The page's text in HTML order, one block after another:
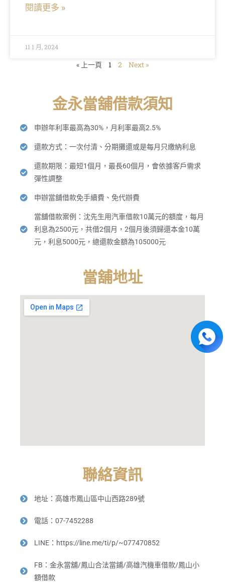
閱讀更多 »
11 1 月, 2024
« 上一頁 1 2 Next »
金永當舖借款須知
申辦年利率最高為30%，月利率最高2.5%
還款方式：一次付清、分期攤還或是每月只繳納利息
還款期限：最短1個月，最長60個月，會依據客戶需求
彈性調整
申辦當舖借款免手續費、免代辦費
當舖借款案例：沈先生用汽車借款10萬元的額度，每月
利息為2500元，共借2個月，2個月後須歸還本金10萬
元，利息5000元，總還款金額為105000元
當舖地址
聯絡資訊
地址：高雄市鳳山區中山西路289號
電話：07-7452288
LINE：https://line.me/ti/p/~077470852
FB：金永當舖/鳳山合法當鋪/高雄汽機車借款/鳳山小
額借款